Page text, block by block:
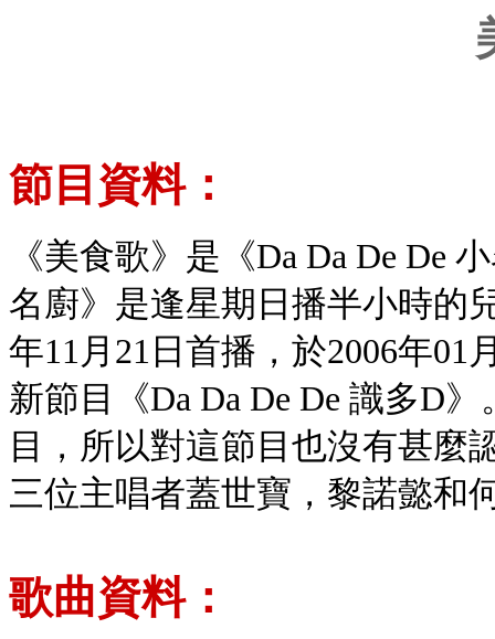
節目資料：
《美食歌》是《Da Da De De
名廚》是逢星期日播半小時的
年11月21日首播，於2006年01
新節目《Da Da De De 識多D
目，所以對這節目也沒有甚麼
三位主唱者蓋世寶，黎諾懿和
歌曲資料：